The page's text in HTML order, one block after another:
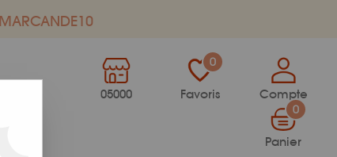
05000
0
Favoris Compte
0
Panier